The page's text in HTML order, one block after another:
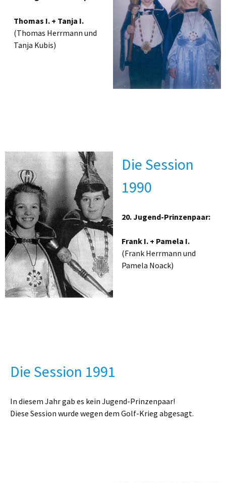
Thomas I. + Tanja I.
(Thomas Herrmann und
Tanja Kubis)
Die Session
1990
20. Jugend-Prinzenpaar:
Frank I. + Pamela I.
(Frank Herrmann und
Pamela Noack)
Die Session 1991
In diesem Jahr gab es kein Jugend-Prinzenpaar!
Diese Session wurde wegen dem Golf-Krieg abgesagt.